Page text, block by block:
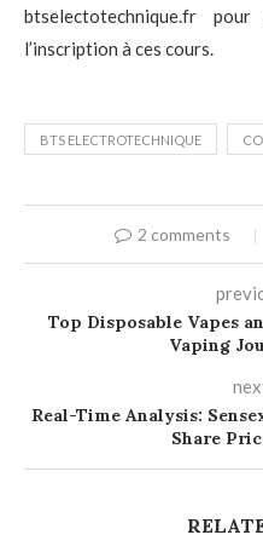
btselectotechnique.fr
l’inscription à ces cours.
BTS ELECTROTECHNIQUE
2 comments
Top Disposable Vapes
Vaping
Real-Time Analysis:
Share